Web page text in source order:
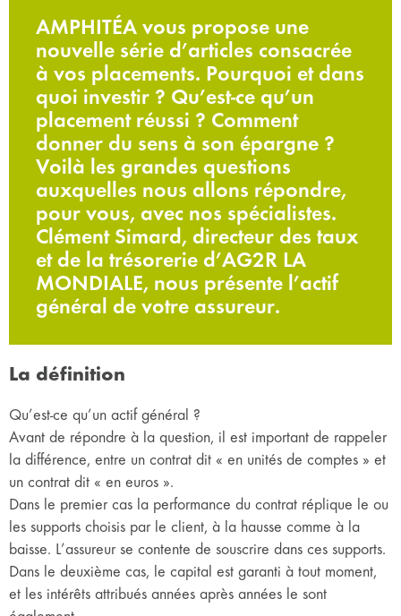
AMPHITÉA vous propose une
nouvelle série d’articles consacrée
à vos placements. Pourquoi et dans
quoi investir ? Qu’est-ce qu’un
placement réussi ? Comment
donner du sens à son épargne ?
Voilà les grandes questions
auxquelles nous allons répondre,
pour vous, avec nos spécialistes.
Clément Simard, directeur des taux
et de la trésorerie d’AG2R LA
MONDIALE, nous présente l’actif
général de votre assureur.
La définition
Qu’est-ce qu’un actif général ?
Avant de répondre à la question, il est important de rappeler
la différence, entre un contrat dit « en unités de comptes » et
un contrat dit « en euros ».
Dans le premier cas la performance du contrat réplique le ou
les supports choisis par le client, à la hausse comme à la
baisse. L’assureur se contente de souscrire dans ces supports.
Dans le deuxième cas, le capital est garanti à tout moment,
et les intérêts attribués années après années le sont